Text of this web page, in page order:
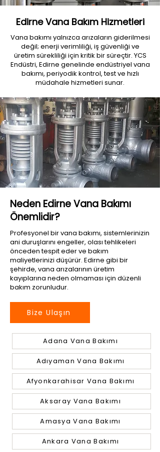
Edirne Vana Bakım Hizmetleri
Vana bakımı yalnızca arızaların giderilmesi
değil; enerji verimliliği, iş güvenliği ve
üretim sürekliliği için kritik bir süreçtir. YCS
Endüstri, Edirne genelinde endüstriyel vana
bakımı, periyodik kontrol, test ve hızlı
müdahale hizmetleri sunar.
Neden Edirne Vana Bakımı
Önemlidir?
Profesyonel bir vana bakımı, sistemlerinizin
ani duruşlarını engeller, olası tehlikeleri
önceden tespit eder ve bakım
maliyetlerinizi düşürür. Edirne gibi bir
şehirde, vana arızalarının üretim
kayıplarına neden olmaması için düzenli
bakım zorunludur.
Bize Ulaşın
Adana Vana Bakımı
Adıyaman Vana Bakımı
Afyonkarahisar Vana Bakımı
Aksaray Vana Bakımı
Amasya Vana Bakımı
Ankara Vana Bakımı